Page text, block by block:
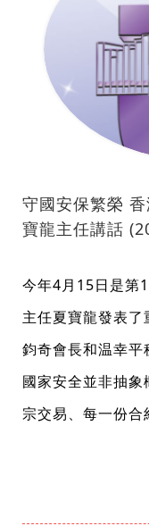
守國安保繁榮
寶龍主任講話
今年4月15日是第
主任夏寶龍發表
鈞奇會長和温幸平
國家安全並非抽
宗交易、每一份合